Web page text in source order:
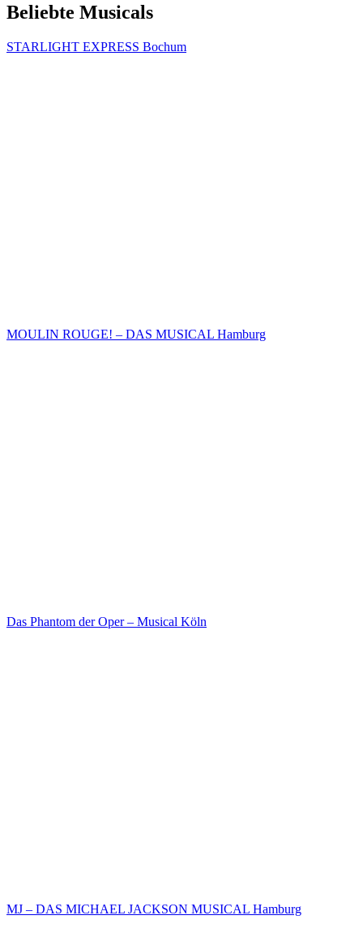
Beliebte Musicals
STARLIGHT EXPRESS Bochum
MOULIN ROUGE! – DAS MUSICAL Hamburg
Das Phantom der Oper – Musical Köln
MJ – DAS MICHAEL JACKSON MUSICAL Hamburg